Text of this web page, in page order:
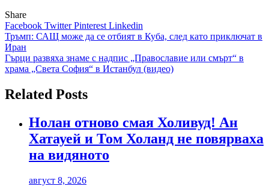
Share
Facebook TwitterPinterest Linkedin
Навигация
Тръмп: САЩ може да се отбият в Куба, след като приключат в
Иран
Гърци развяха знаме с надпис „Православие или смърт“ в
храма „Света София“ в Истанбул (видео)
Related Posts
Нолан отново смая Холивуд! Ан
Хатауей и Том Холанд не повярваха
на видяното
август 8, 2026